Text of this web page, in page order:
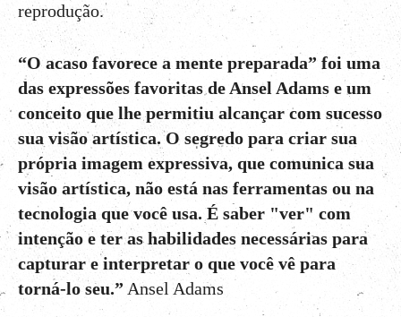
reprodução.
“O acaso favorece a mente preparada” foi uma
das expressões favoritas de Ansel Adams e um
conceito que lhe permitiu alcançar com sucesso
sua visão artística. O segredo para criar sua
própria imagem expressiva, que comunica sua
visão artística, não está nas ferramentas ou na
tecnologia que você usa. É saber "ver" com
intenção e ter as habilidades necessárias para
capturar e interpretar o que você vê para
torná-lo seu.” Ansel Adams